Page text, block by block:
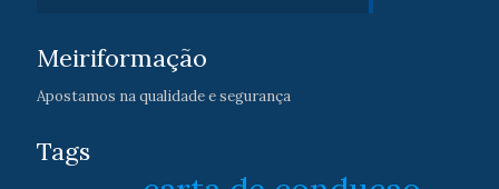
Meiriformação
Apostamos na qualidade e segurança
Tags